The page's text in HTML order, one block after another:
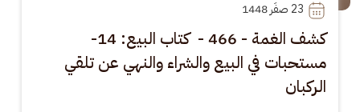
23
كشف الغمة - 466 - كتاب البيع: 14-
مستحبات في البيع والشراء والنهي عن تلقي
الركبان